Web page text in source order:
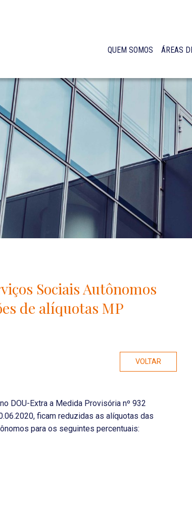
QUEM SOMOS
INCLUSÃO E DIVERSIDADE
INTERNATIONAL NETWORK
PRÊMIOS
NOSSA EQUIPE
ÁREAS
Sociais Autônomos
de alíquotas MP
VOLTAR
DOU-Extra a Medida Provisória nº 932
ficam reduzidas as alíquotas das
para os seguintes percentuais: